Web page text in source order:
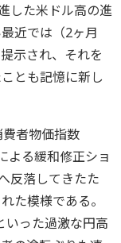
した米ドル高の進
近では（2ヶ月
示され、それを
とも記憶に新し
者物価指数
よる緩和修正ショ
反落してきたた
た模様である。
いった過激な円高